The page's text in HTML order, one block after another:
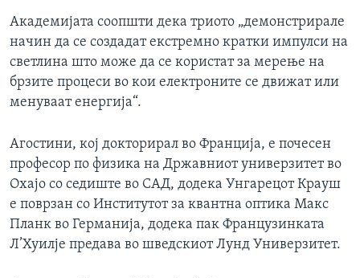
Академијата соопшти дека триото „демонстрирале
начин да се создадат екстремно кратки импулси на
светлина што може да се користат за мерење на
брзите процеси во кои електроните се движат или
менуваат енергија“.
Агостини, кој докторирал во Франција, е почесен
професор по физика на Државниот универзитет во
Охајо со седиште во САД, додека Унгарецот Крауш
е поврзан со Институтот за квантна оптика Макс
Планк во Германија, додека пак Французинката
Л’Хуилје предава во шведскиот Лунд Универзитет.